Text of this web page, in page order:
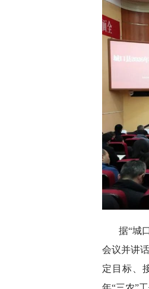
据“城
会议并讲
定目标、